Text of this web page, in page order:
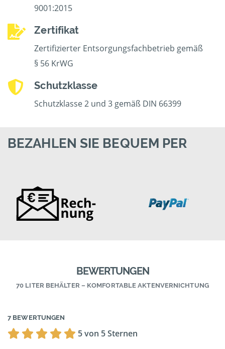
9001:2015
Zertifikat
Zertifizierter Entsorgungsfachbetrieb gemäß
§ 56 KrWG
Schutzklasse
Schutzklasse 2 und 3 gemäß DIN 66399
BEZAHLEN SIE BEQUEM PER
BEWERTUNGEN
70 LITER BEHÄLTER – KOMFORTABLE AKTENVERNICHTUNG
7 BEWERTUNGEN
5 von 5 Sternen